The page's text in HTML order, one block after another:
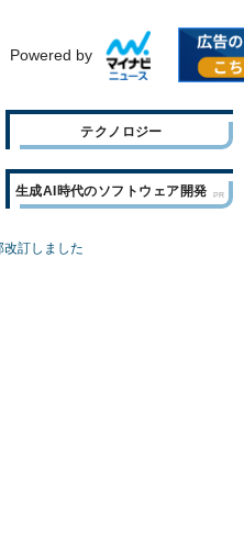
Powered by
テクノロジー
生成AI時代のソフトウェア開発
改訂しました